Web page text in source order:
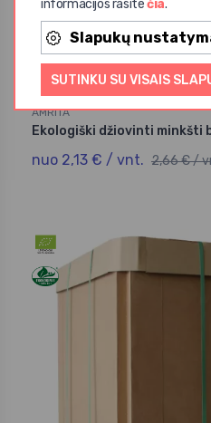
informacijos rasitečia.
Slapukų
SUTINKU SU VISAIS
AMRITA
Ekologiški džiovinti minkšti
nuo 2,13 € / vnt. 2,66 € /